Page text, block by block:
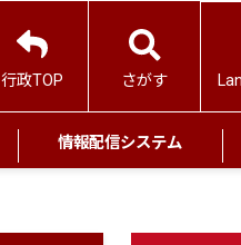
行政TOP さがす
情報配信システム